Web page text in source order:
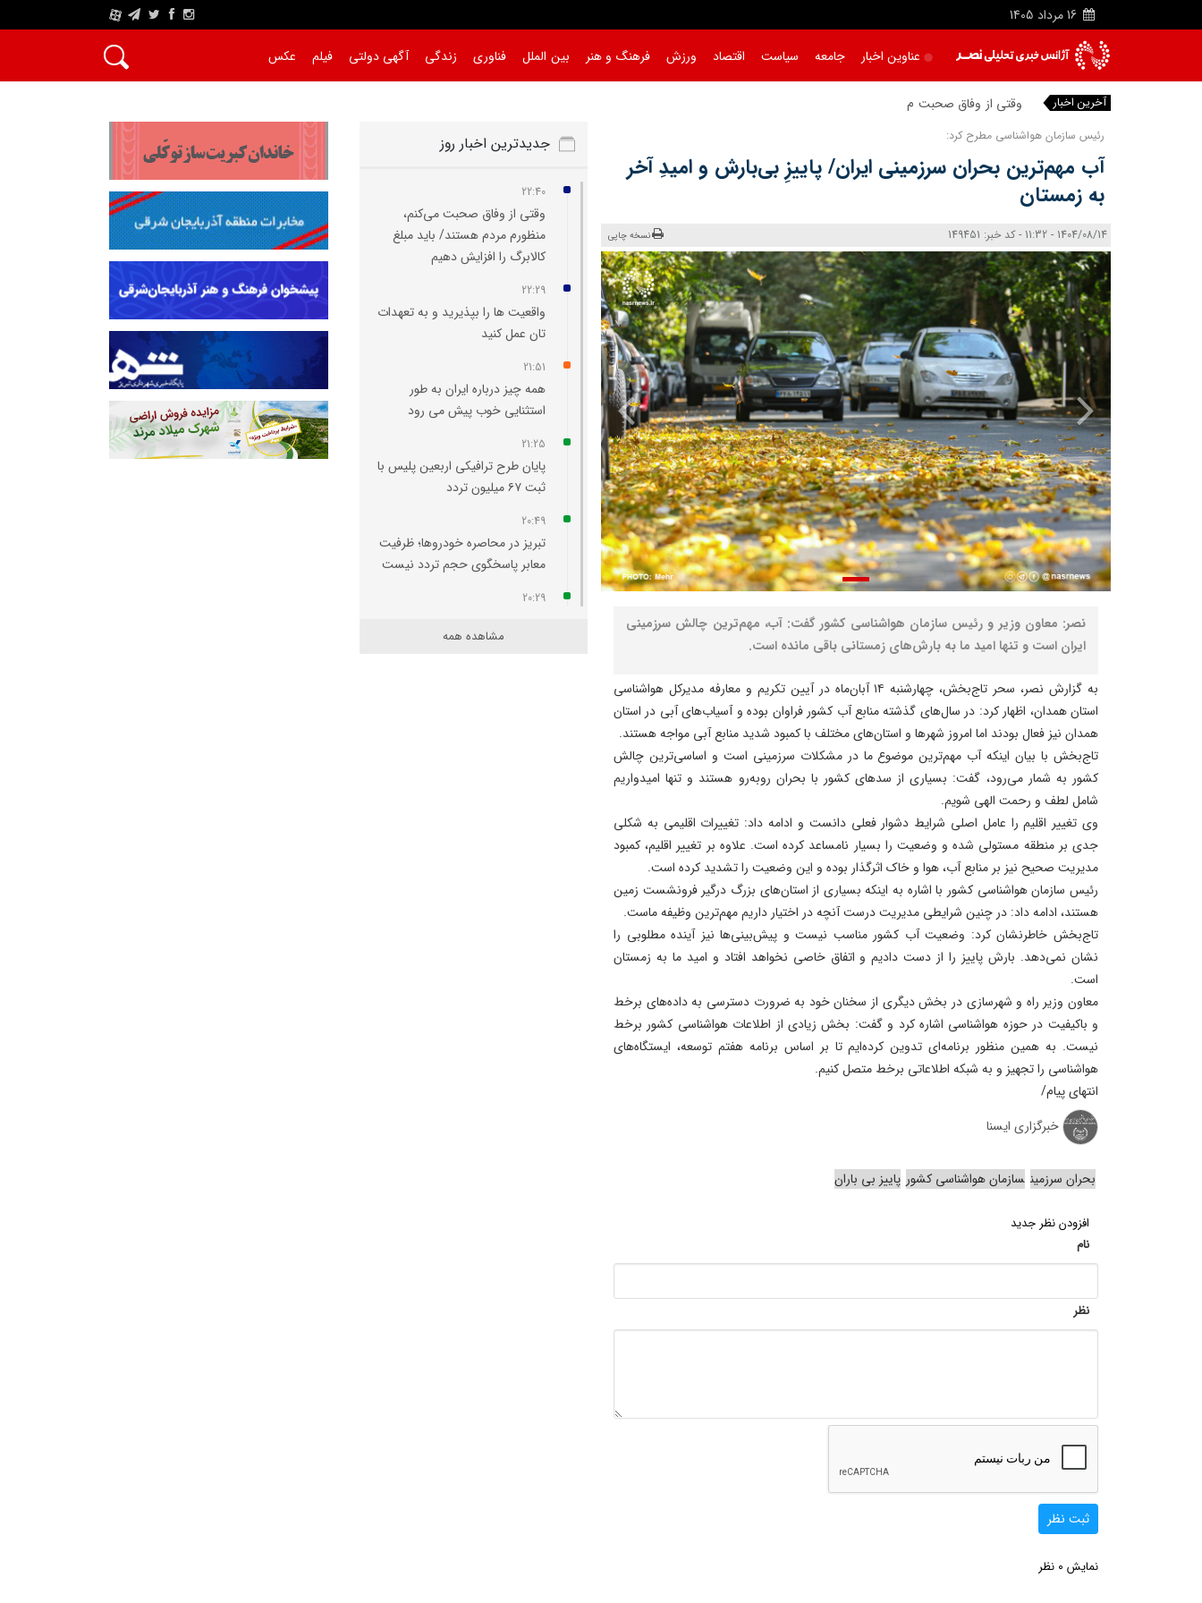
16 مرداد 1405
A
عناوین اخبار جامعه سیاست اقتصاد ورزش فرهنگ و هنر بین الملل فناوری زندگی آگهی دولتی فیلم عکس
آخرین اخبار |
رئیس سازمان هواشناسی مطرح کرد:
آب مهم‌ترین بحران سرزمینی ایران/ پاییزِ بی‌بارش و امیدِ آخر
به زمستان
1404/08/14 - 11:32 - کد خبر: 149451 نسخه چاپی
نصر: معاون وزیر و رئیس سازمان هواشناسی کشور گفت: آب، مهم‌ترین چالش سرزمینی
ایران است و تنها امید ما به بارش‌های زمستانی باقی مانده است.
به گزارش نصر، سحر تاج‌بخش، چهارشنبه ۱۴ آبان‌ماه در آیین تکریم و معارفه مدیرکل هواشناسی
استان همدان، اظهار کرد: در سال‌های گذشته منابع آب کشور فراوان بوده و آسیاب‌های آبی در استان
همدان نیز فعال بودند اما امروز شهرها و استان‌های مختلف با کمبود شدید منابع آبی مواجه هستند.
تاج‌بخش با بیان اینکه آب مهم‌ترین موضوع ما در مشکلات سرزمینی است و اساسی‌ترین چالش
کشور به شمار می‌رود، گفت: بسیاری از سدهای کشور با بحران روبه‌رو هستند و تنها امیدواریم
شامل لطف و رحمت الهی شویم.
وی تغییر اقلیم را عامل اصلی شرایط دشوار فعلی دانست و ادامه داد: تغییرات اقلیمی به شکلی
جدی بر منطقه مستولی شده و وضعیت را بسیار نامساعد کرده است. علاوه بر تغییر اقلیم، کمبود
مدیریت صحیح نیز بر منابع آب، هوا و خاک اثرگذار بوده و این وضعیت را تشدید کرده است.
رئیس سازمان هواشناسی کشور با اشاره به اینکه بسیاری از استان‌های بزرگ درگیر فرونشست زمین
هستند، ادامه داد: در چنین شرایطی مدیریت درست آنچه در اختیار داریم مهم‌ترین وظیفه ماست.
تاج‌بخش خاطرنشان کرد: وضعیت آب کشور مناسب نیست و پیش‌بینی‌ها نیز آینده مطلوبی را
نشان نمی‌دهد. بارش پاییز را از دست دادیم و اتفاق خاصی نخواهد افتاد و امید ما به زمستان
است.
معاون وزیر راه و شهرسازی در بخش دیگری از سخنان خود به ضرورت دسترسی به داده‌های برخط
و باکیفیت در حوزه هواشناسی اشاره کرد و گفت: بخش زیادی از اطلاعات هواشناسی کشور برخط
نیست. به همین منظور برنامه‌ای تدوین کرده‌ایم تا بر اساس برنامه هفتم توسعه، ایستگاه‌های
هواشناسی را تجهیز و به شبکه اطلاعاتی برخط متصل کنیم.
انتهای پیام/
خبرگزاری ایسنا
بحران سرزمین سازمان هواشناسی کشور پاییز بی باران
افزودن نظر جدید
نام
نظر
ثبت نظر
نمایش 0 نظر
جدیدترین اخبار روز
22:40
وقتی از وفاق صحبت می‌کنم،
منظورم مردم هستند/ باید مبلغ
کالابرگ را افزایش دهیم
22:29
واقعیت‌ ها را بپذیرید و به تعهدات‌
تان عمل کنید
21:51
همه چیز درباره ایران به طور
استثنایی خوب پیش می‌ رود
21:25
پایان طرح ترافیکی اربعین پلیس با
ثبت ۶۷ میلیون تردد
20:49
تبریز در محاصره خودروها؛ ظرفیت
معابر پاسخگوی حجم تردد نیست
20:29
محله لک‌ لکلر تبریز مهار شد
مشاهده همه